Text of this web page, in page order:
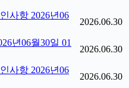
사항 2026년06
2026.06.30
년06월30일 01
2026.06.30
사항 2026년06
2026.06.30